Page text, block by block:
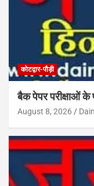
कोटद्वार-पौड़ी
बैक पेपर परीक्षाओं के
August 8, 2026